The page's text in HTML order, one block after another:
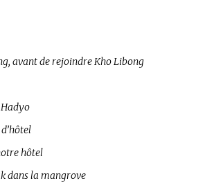
avant de rejoindre Kho Libong
hôtel
dans la mangrove